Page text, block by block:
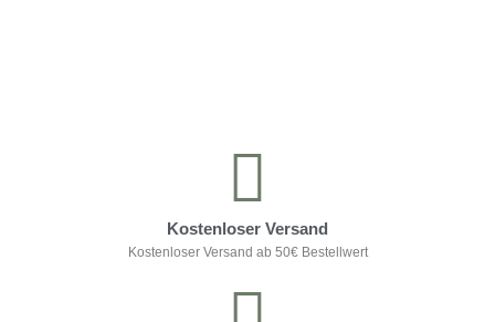
Kostenloser Versand
Kostenloser Versand ab 50€ Bestellwert